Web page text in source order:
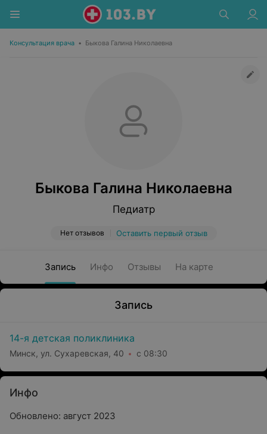
Консультация врача • Быкова Галина Николаевна
Быкова Галина Николаевна
Педиатр
Нет отзывов Оставить первый отзыв
Запись Инфо Отзывы На карте
Запись
14-я детская поликлиника
Минск, ул. Сухаревская, 40 с 08:30
Инфо
Обновлено: август 2023